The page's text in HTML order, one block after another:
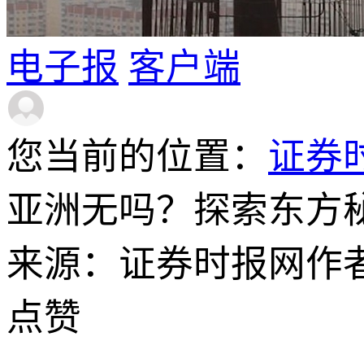
电子报 客户端
您当前的位置： 证券
亚洲无吗？探索东方
来源：证券时报网作
点赞